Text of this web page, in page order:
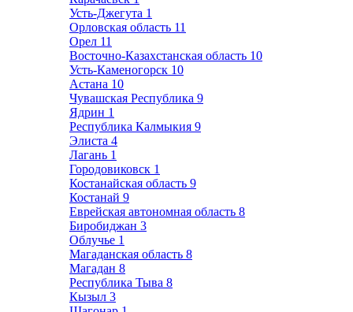
Усть-Джегута 1
Орловская область 11
Орел 11
Восточно-Казахстанская область 10
Усть-Каменогорск 10
Астана 10
Чувашская Республика 9
Ядрин 1
Республика Калмыкия 9
Элиста 4
Лагань 1
Городовиковск 1
Костанайская область 9
Костанай 9
Еврейская автономная область 8
Биробиджан 3
Облучье 1
Магаданская область 8
Магадан 8
Республика Тыва 8
Кызыл 3